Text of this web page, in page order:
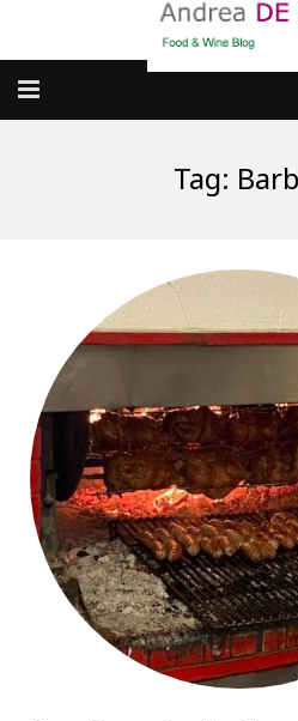
dove MANGIARE
cosa CUCINARE
dove ANDARE
Punti di vista e approfondimenti
Contatti
Tag: